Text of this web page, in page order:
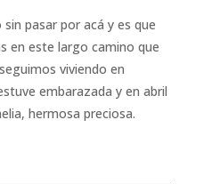
pasar por acá y es que
en este largo camino que
viviendo en
embarazada y en abril
hermosa preciosa.